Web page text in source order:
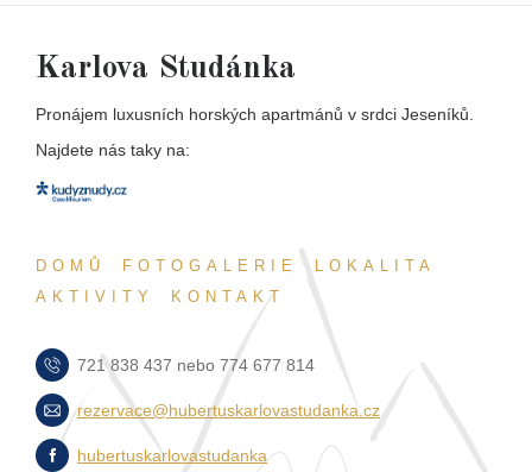
Karlova Studánka
Pronájem luxusních horských apartmánů v srdci Jeseníků.
Najdete nás taky na:
DOMŮ FOTOGALERIE
LOKALITA
AKTIVITY
KONTAKT
721 838 437 nebo 774 677 814
rezervace@hubertuskarlovastudanka.cz
hubertuskarlovastudanka